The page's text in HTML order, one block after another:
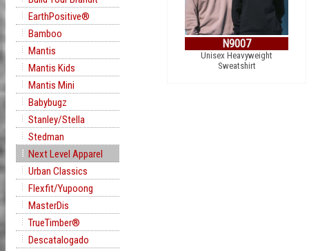
EarthPositive®
Bamboo
Mantis
Mantis Kids
Mantis Mini
Babybugz
Stanley/Stella
Stedman
Next Level Apparel
Urban Classics
Flexfit/Yupoong
MasterDis
TrueTimber®
Descatalogado
N9007
Unisex Heavyweight
Sweatshirt